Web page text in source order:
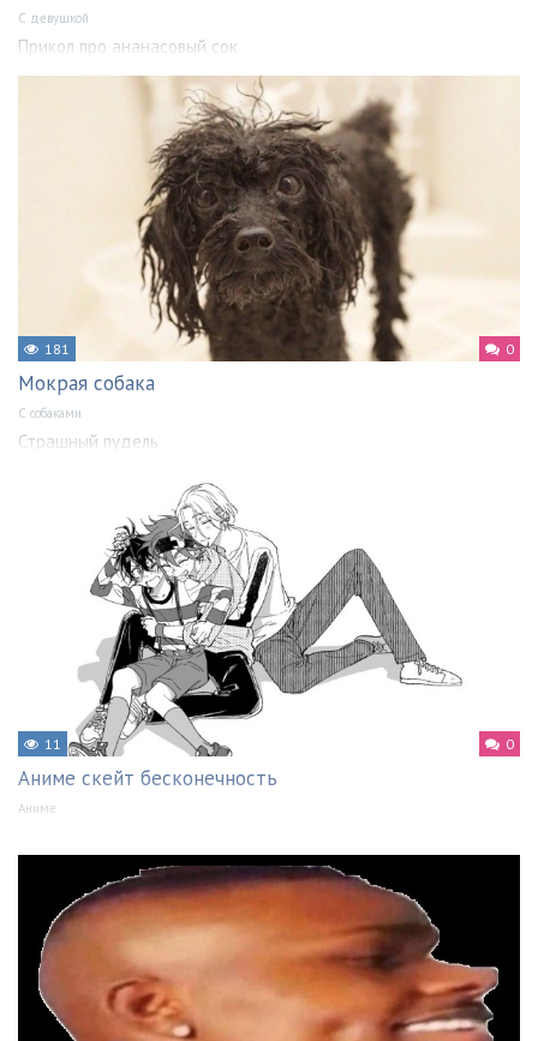
С девушкой
Прикол про ананасовый сок
181 0
Мокрая собака
С собаками
Страшный пудель
11 0
Аниме скейт бесконечность
Аниме